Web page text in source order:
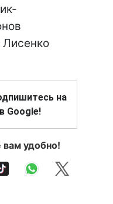
Лисенко
на
Google!
вам удобно!